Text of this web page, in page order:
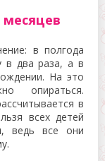
в полгода
в два раза, а в
На это
опираться.
в
всех детей
ведь все они